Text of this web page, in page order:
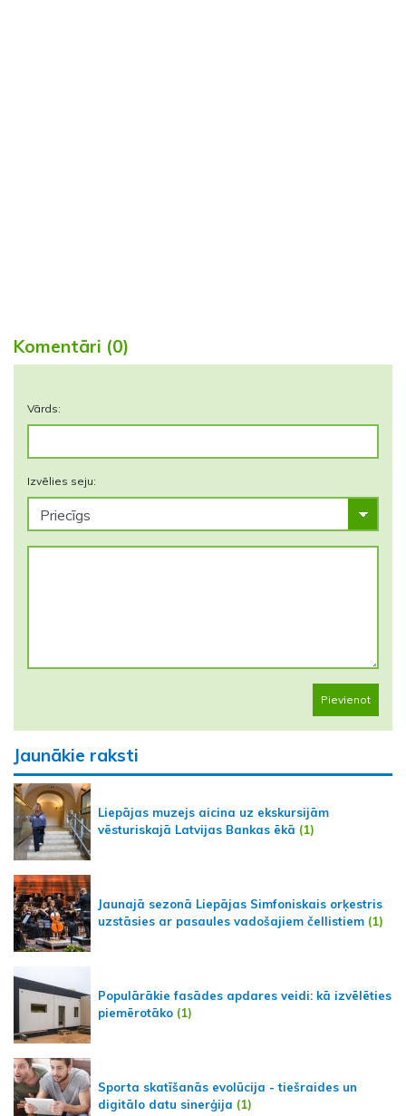
Komentāri (0)
Vārds:
Izvēlies seju:
Pievienot
Jaunākie raksti
Liepājas muzejs aicina uz ekskursijām
vēsturiskajā Latvijas Bankas ēkā (1)
Jaunajā sezonā Liepājas Simfoniskais orķestris
uzstāsies ar pasaules vadošajiem čellistiem (1)
Populārākie fasādes apdares veidi: kā izvēlēties
piemērotāko (1)
Sporta skatīšanās evolūcija - tiešraides un
digitālo datu sinerģija (1)